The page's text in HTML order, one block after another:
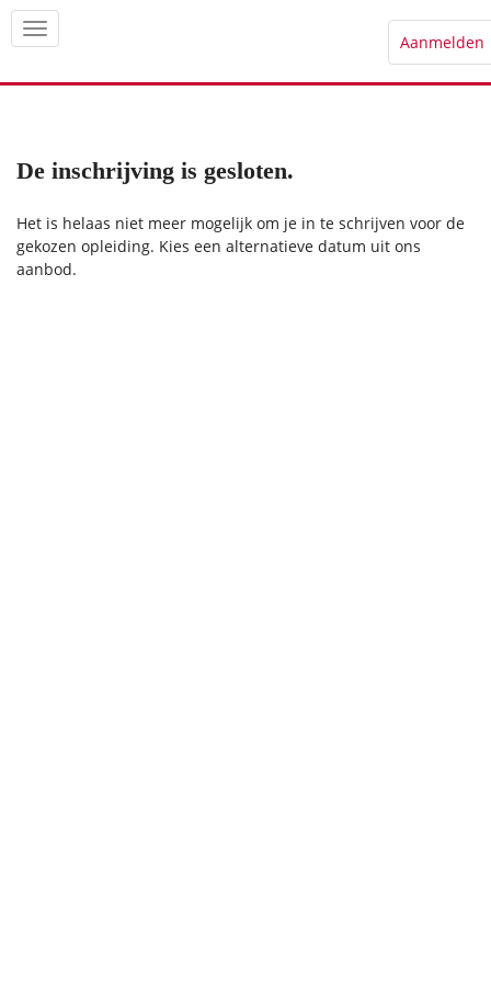
Aanmelden
De inschrijving is gesloten.
Het is helaas niet meer mogelijk om je in te schrijven voor de
gekozen opleiding. Kies een alternatieve datum uit ons
aanbod.